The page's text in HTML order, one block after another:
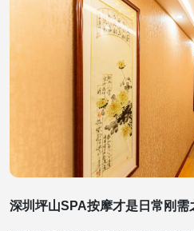
深圳坪山SPA按摩才是日常刚需